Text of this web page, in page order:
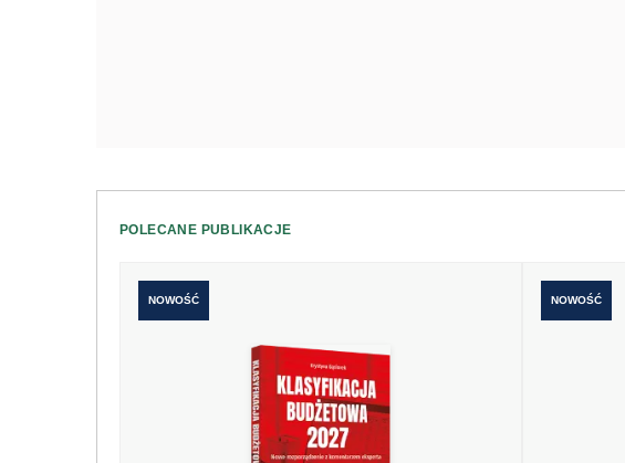
POLECANE PUBLIKACJE
NOWOŚĆ NOWOŚĆ